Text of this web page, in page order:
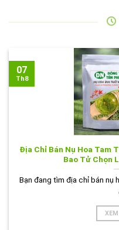
Địa Chỉ Bán Nụ Hoa Tam
Bao Tử Chọn
Bạn đang tìm địa chỉ bán
07
Th8